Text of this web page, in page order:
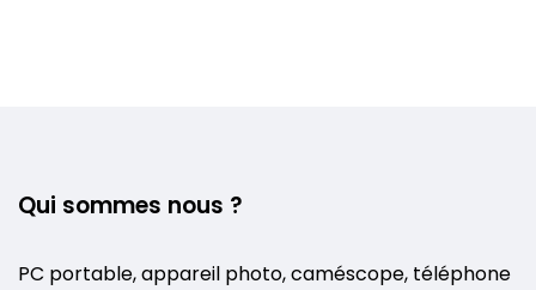
Qui sommes nous ?
PC portable, appareil photo, caméscope, téléphone